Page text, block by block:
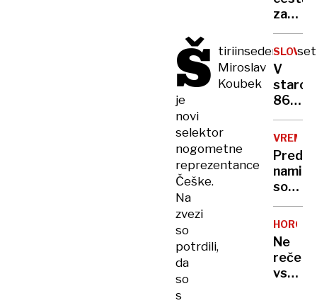
Š Miroslav
Koubek
je
novi
selektor
nogometne
reprezentance
Češke.
Na
zvezi
so
potrdili,
da
so
s
težko.
Pa
ne
samo
zaradi
sebe"
Kje
boste
stali
v
koloni?
SLOVO
V
86
let
umrl
trener
Don
Nelson
VREME
Pred
nami
so
vroči
dnevi,
za
danes
velika
Ne
reče
vsak